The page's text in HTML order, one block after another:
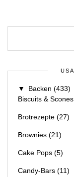
▼ Backen (433)
Biscuits & Scones
Brotrezepte (27)
Brownies (21)
Cake Pops (5)
Candy-Bars (11)